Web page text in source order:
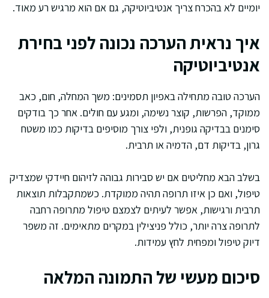
יומיים לא בהכרח צריך אנטיביוטיקה, גם אם הוא מרגיש רע מאוד.
איך נראית הערכה נכונה לפני בחירת
אנטיביוטיקה
הערכה טובה מתחילה באפיון תסמינים: משך המחלה, חום, כאב
ממוקד, הפרשות, קוצר נשימה, ומגע עם חולים. אחר כך בודקים
סימנים בבדיקה גופנית, ולפי צורך מוסיפים בדיקות כמו משטח
גרון, בדיקות דם, הדמיה או תרבית.
בשלב הבא מחליטים אם יש סבירות גבוהה לזיהום חיידקי שמצדיק
טיפול, ואם כן איזו תרופה תהיה ממוקדת. כשמתקבלות תוצאות
תרבית ורגישות, אפשר לעיתים לצמצם טיפול מתרופה רחבה
לתרופה צרה יותר, כולל פניצילין במקרים מתאימים. זה משפר
דיוק טיפול ומפחית לחץ עמידות.
סיכום מעשי של התמונה המלאה